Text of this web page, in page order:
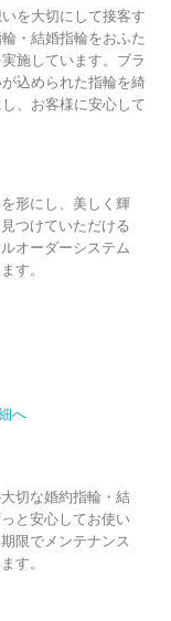
を大切にして接客す
・結婚指輪をおふた
施しています。ブラ
込められた指輪を綺
、お客様に安心して
形にし、美しく輝
つけていただける
オーダーシステム
す。
へ
切な婚約指輪・結
と安心してお使い
限でメンテナンス
す。